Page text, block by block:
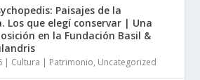
Paisajes de la
Los que elegí conservar | Una
en la Fundación Basil &
| Cultura | Patrimonio, Uncategorized